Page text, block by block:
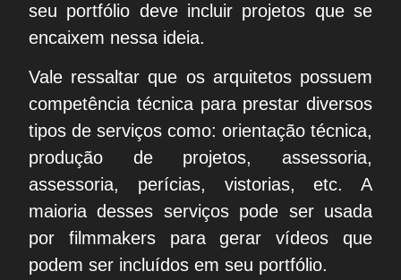
seu portfólio deve incluir projetos que se
encaixem nessa ideia.
Vale ressaltar que os arquitetos possuem
competência técnica para prestar diversos
tipos de serviços como: orientação técnica,
produção de projetos, assessoria,
assessoria, perícias, vistorias, etc. A
maioria desses serviços pode ser usada
por filmmakers para gerar vídeos que
podem ser incluídos em seu portfólio.